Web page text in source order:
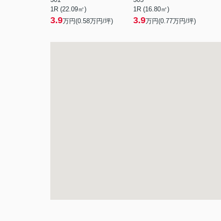
1R (22.09㎡)
3.9万円(0.58万円/坪)
1R (16.80㎡)
3.9万円(0.77万円/坪)